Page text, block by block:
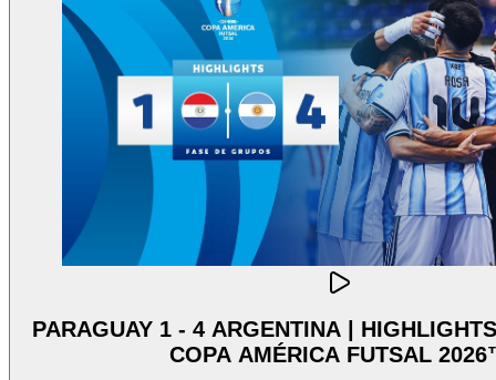
PARAGUAY 1 - 4 ARGENTINA |
COPA AMÉRICA FUTSAL